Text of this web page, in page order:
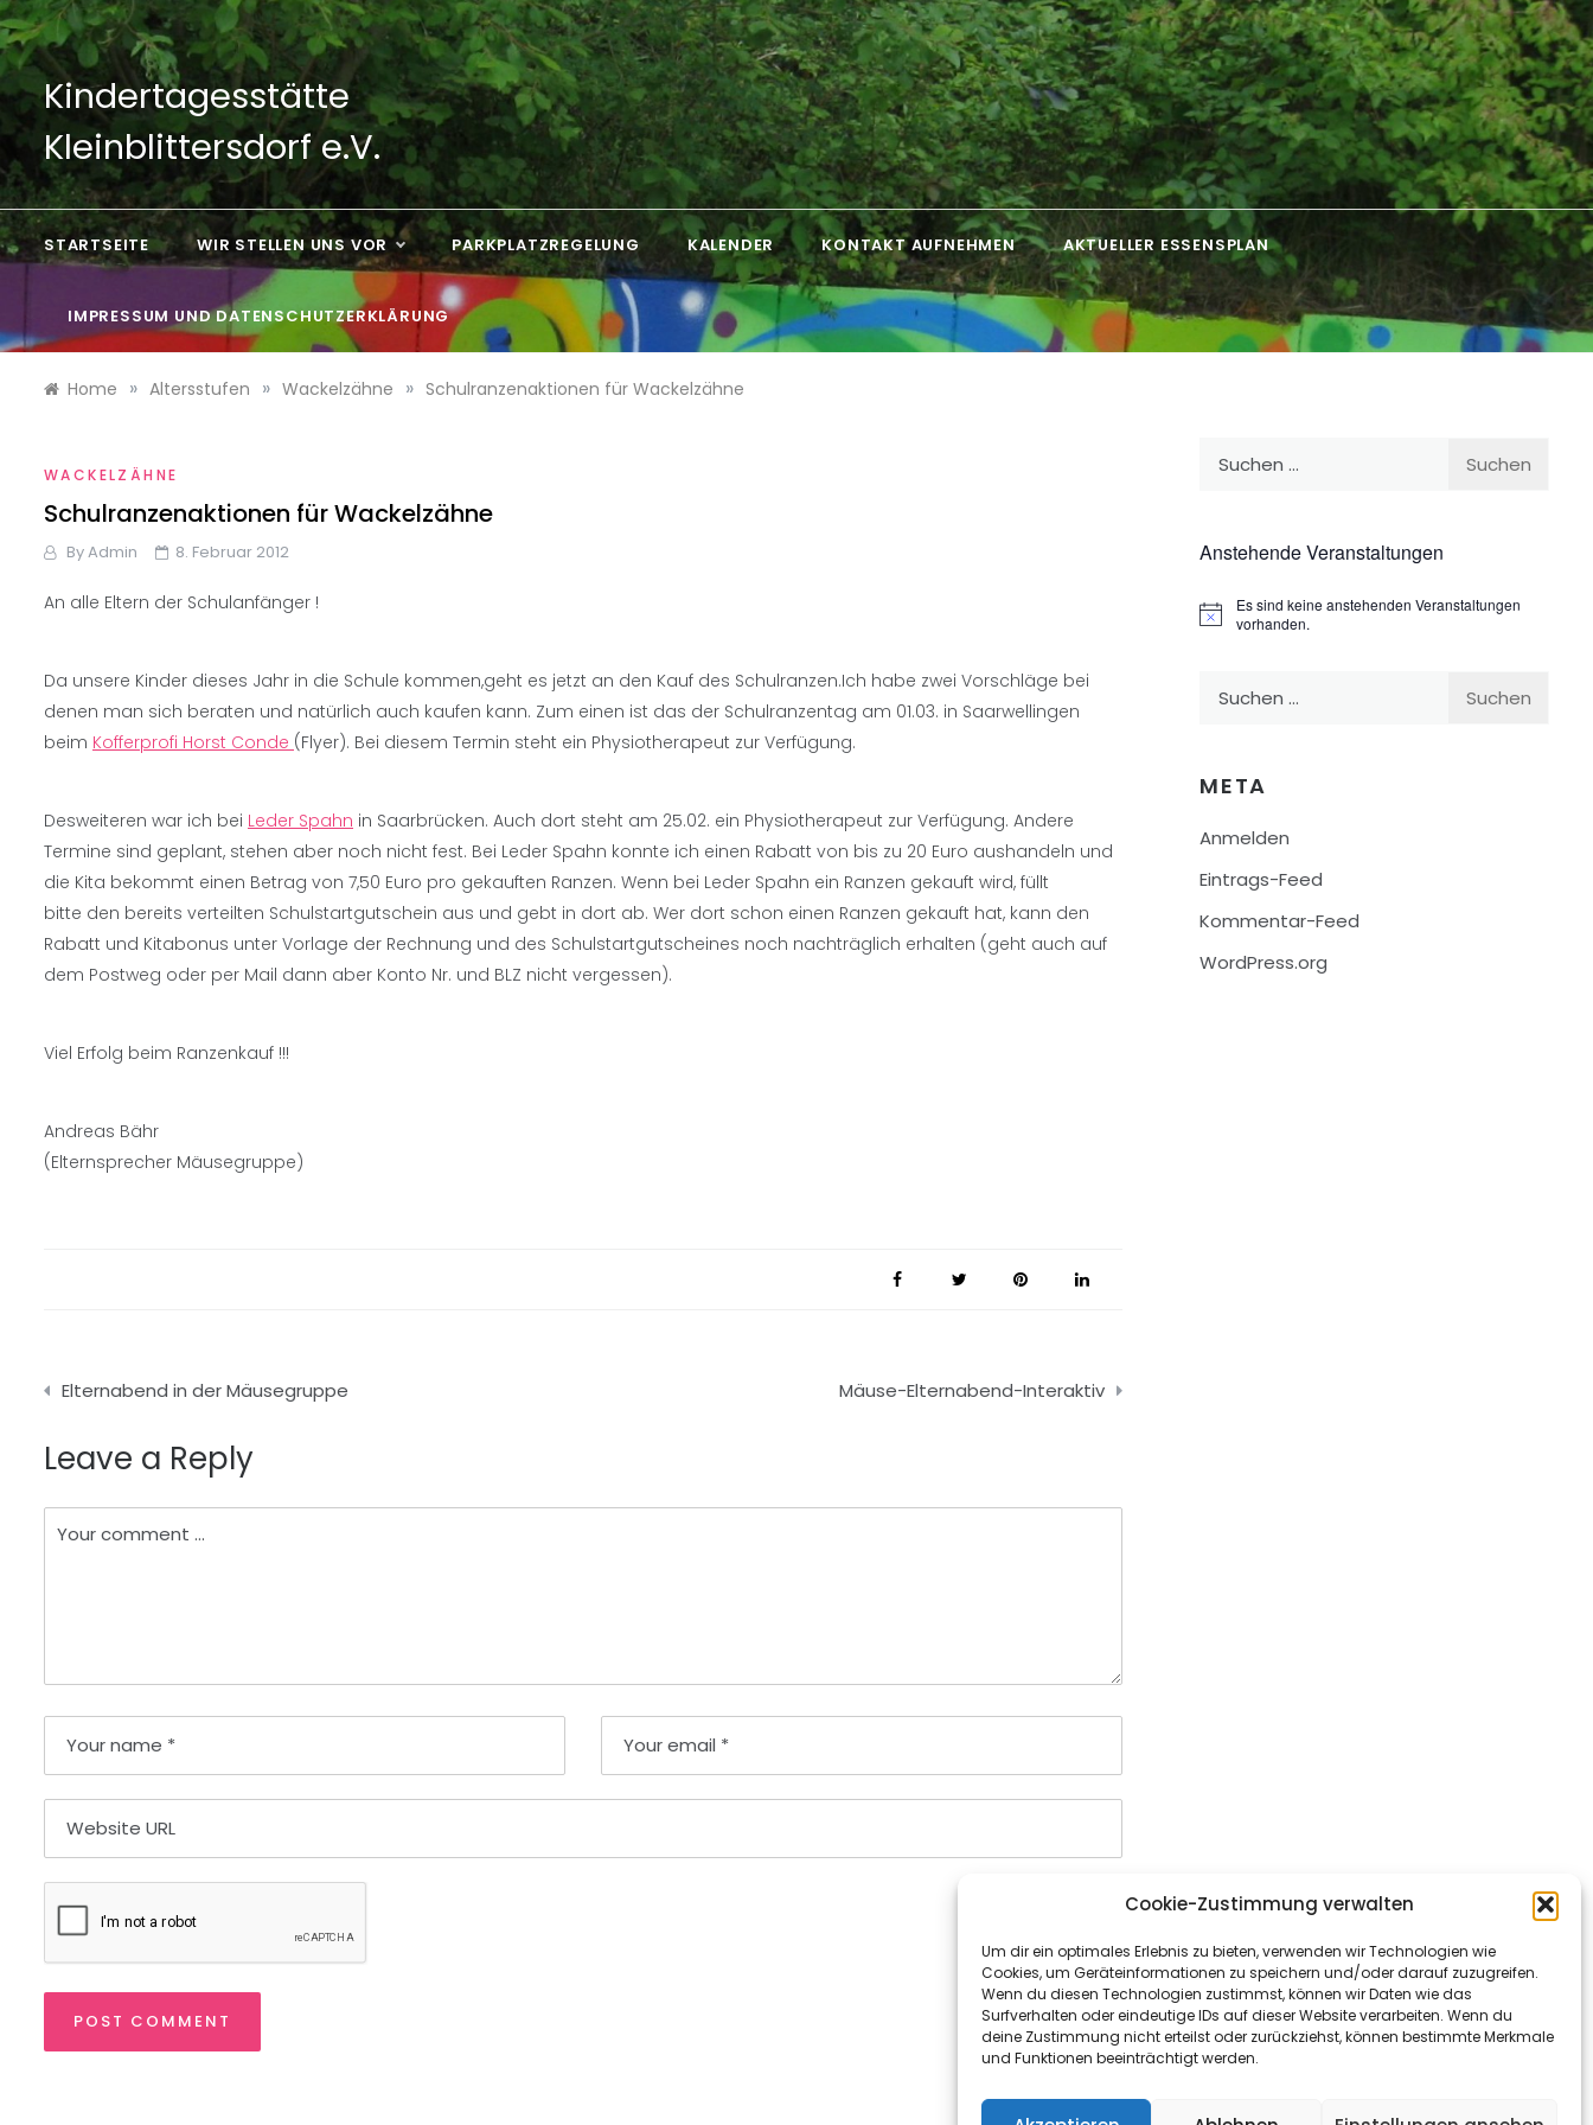
Cookie-Zustimmung verwalten
Um dir ein optimales Erlebnis zu bieten, verwenden wir Technologien wie
Cookies, um Geräteinformationen zu speichern und/oder darauf zuzugreifen.
Wenn du diesen Technologien zustimmst, können wir Daten wie das
Surfverhalten oder eindeutige IDs auf dieser Website verarbeiten. Wenn du
deine Zustimmung nicht erteilst oder zurückziehst, können bestimmte Merkmale
und Funktionen beeinträchtigt werden.
Skip
to
content
Kindertagesstätte
Kleinblittersdorf e.V.
STARTSEITE WIR STELLEN UNS VOR PARKPLATZREGELUNG KALENDER KONTAKT AUFNEHMEN AKTUELLER ESSENSPLAN
IMPRESSUM UND DATENSCHUTZERKLÄRUNG
Home » Altersstufen » Wackelzähne » Schulranzenaktionen für Wackelzähne
WACKELZÄHNE
Schulranzenaktionen für Wackelzähne
ByAdmin 8. Februar 2012
An alle Eltern der Schulanfänger !
Da unsere Kinder dieses Jahr in die Schule kommen,geht es jetzt an den Kauf des Schulranzen.Ich habe zwei Vorschläge bei
denen man sich beraten und natürlich auch kaufen kann. Zum einen ist das der Schulranzentag am 01.03. in Saarwellingen
beim Kofferprofi Horst Conde (Flyer). Bei diesem Termin steht ein Physiotherapeut zur Verfügung.
Desweiteren war ich bei Leder Spahn in Saarbrücken. Auch dort steht am 25.02. ein Physiotherapeut zur Verfügung. Andere
Termine sind geplant, stehen aber noch nicht fest. Bei Leder Spahn konnte ich einen Rabatt von bis zu 20 Euro aushandeln und
die Kita bekommt einen Betrag von 7,50 Euro pro gekauften Ranzen. Wenn bei Leder Spahn ein Ranzen gekauft wird, füllt
bitte den bereits verteilten Schulstartgutschein aus und gebt in dort ab. Wer dort schon einen Ranzen gekauft hat, kann den
Rabatt und Kitabonus unter Vorlage der Rechnung und des Schulstartgutscheines noch nachträglich erhalten (geht auch auf
dem Postweg oder per Mail dann aber Konto Nr. und BLZ nicht vergessen).
Viel Erfolg beim Ranzenkauf !!!
Andreas Bähr
(Elternsprecher Mäusegruppe)
Beitragsnavigation
Elternabend in der Mäusegruppe Mäuse-Elternabend-Interaktiv
Leave a Reply
Anstehende Veranstaltungen
Hinweis
Es sind keine anstehenden Veranstaltungen
vorhanden.
META
Anmelden
Eintrags-Feed
Kommentar-Feed
WordPress.org